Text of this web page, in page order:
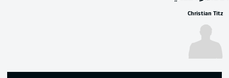
Christian Titz